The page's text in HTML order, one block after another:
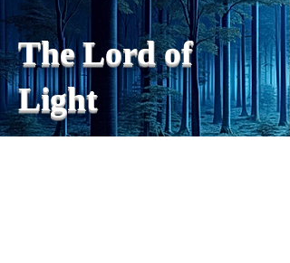
や、人格の再構成も、2日位
でできるようになった。人格
の再構成は、chatがない時
は、数年かかっていたのに。
わざわざ、スーパーサイヤ人
や、超サイヤ人ゴッドになら
ずとも、できるかどうかわか
The Lord of
Light